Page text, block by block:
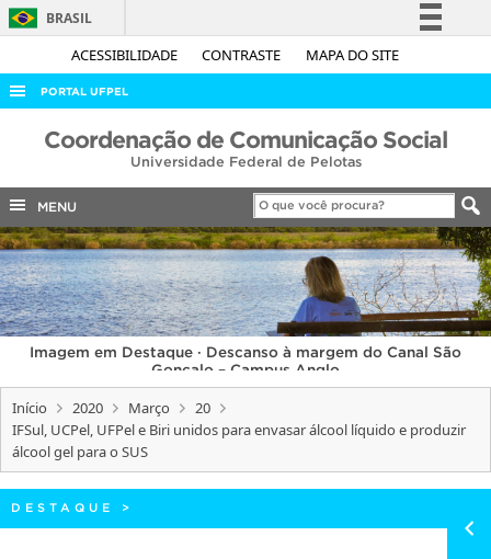
ACESSIBILIDADE CONTRASTE MAPA DO SITE
BRASIL
Simplifique!
Acesso à informação
Legislação
Canais
PORTAL UFPEL
ACESSO À INFORMAÇÃO
COBALTO
CONCURSOS
EDITAIS
INTERNACIONAL
OUVIDORIA
PORTARIAS
TELEFONES
Coordenação de Comunicação Social
Universidade Federal de Pelotas
MENU
Imagem em Destaque · Descanso à margem do Canal São
Gonçalo – Campus Anglo
Início 2020 Março
20
IFSul, UCPel, UFPel e Biri unidos para envasar álcool líquido e produzir
álcool gel para o SUS
DESTAQUE >